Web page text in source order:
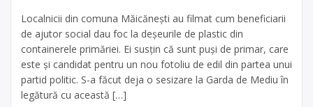
Localnicii din comuna Măicănești au filmat cum beneficiarii
de ajutor social dau foc la deșeurile de plastic din
containerele primăriei. Ei susțin că sunt puși de primar, care
este și candidat pentru un nou fotoliu de edil din partea unui
partid politic. S-a făcut deja o sesizare la Garda de Mediu în
legătură cu această […]